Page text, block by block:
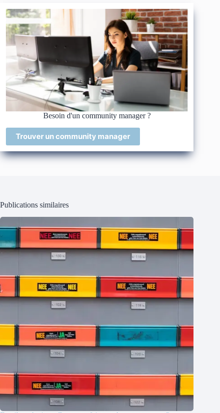
Besoin d'un community manager ?
Trouver un community manager
Publications similaires